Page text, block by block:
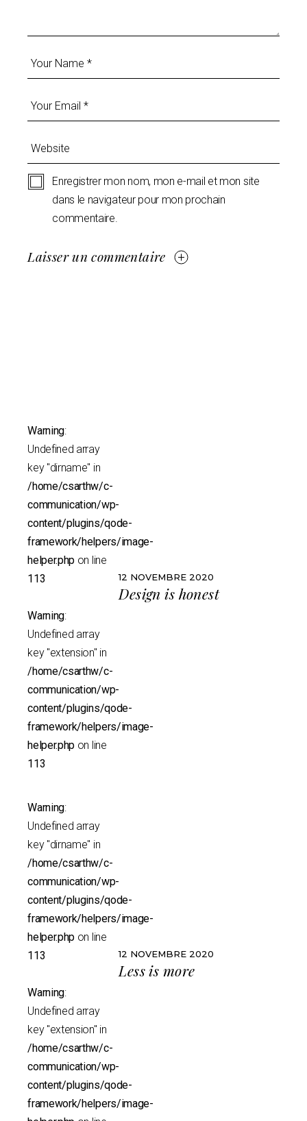
Enregistrer mon nom, mon e-mail et mon site
dans le navigateur pour mon prochain
commentaire.
Laisser un commentaire
Warning:
Undefined array
key "dirname" in
/home/csarthw/c-
communication/wp-
content/plugins/qode-
framework/helpers/image-
helper.php on line
113
Warning:
Undefined array
key "extension" in
/home/csarthw/c-
communication/wp-
content/plugins/qode-
framework/helpers/image-
helper.php on line
113
12 NOVEMBRE 2020
Design is honest
Warning:
Undefined array
key "dirname" in
/home/csarthw/c-
communication/wp-
content/plugins/qode-
framework/helpers/image-
helper.php on line
113
Warning:
Undefined array
key "extension" in
/home/csarthw/c-
communication/wp-
content/plugins/qode-
framework/helpers/image-
12 NOVEMBRE 2020
Less is more